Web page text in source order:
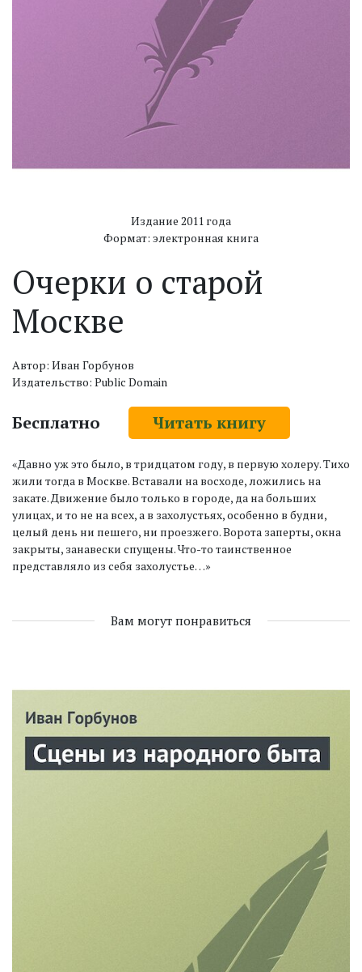
Издание 2011 года
Формат: электронная книга
Очерки о старой
Москве
Автор: Иван Горбунов
Издательство: Public Domain
Бесплатно Читать книгу
«Давно уж это было, в тридцатом году, в первую холеру. Тихо
жили тогда в Москве. Вставали на восходе, ложились на
закате. Движение было только в городе, да на больших
улицах, и то не на всех, а в захолустьях, особенно в будни,
целый день ни пешего, ни проезжего. Ворота заперты, окна
закрыты, занавески спущены. Что-то таинственное
представляло из себя захолустье…»
Вам могут понравиться